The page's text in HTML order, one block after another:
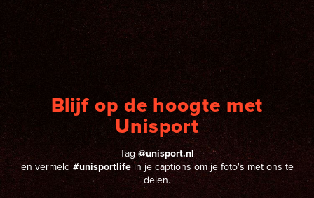
Blijf op de hoogte met
Unisport
Tag@unisport.nl
en vermeld #unisportlifein je captions om je foto's met ons te
delen.